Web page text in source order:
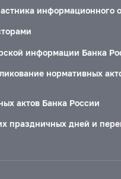
информационного
информации Банка
нормативных
актов Банка России
праздничных дней и